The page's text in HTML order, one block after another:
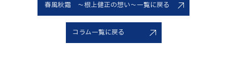
春風秋霜 ～根上健正の想い～一覧に戻る
コラム一覧に戻る